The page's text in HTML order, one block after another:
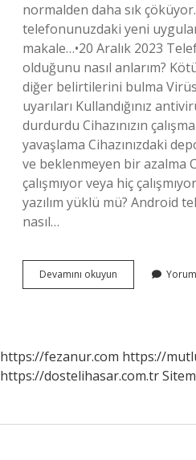
normalden daha sık çöküyor.
telefonunuzdaki yeni
makale…•20 Aralık 2023
olduğunu nasıl anlarım? Kötü
diğer belirtilerini bulma
uyarıları Kullandığınız
durdurdu Cihazınızın
yavaşlama Cihazınızdaki
ve beklenmeyen bir azalma
çalışmıyor veya hiç
yazılım yüklü mü? Android
nasıl…
Devamını okuyun Telefonunuzda
Casus
https://fezanur.com https://
https://dostelihasar.com.tr